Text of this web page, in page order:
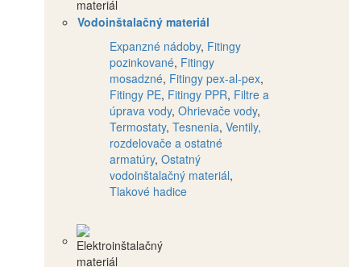
Vodoinštalačný materiál
Expanzné nádoby, Fitingy
pozinkované, Fitingy
mosadzné, Fitingy pex-al-pex,
Fitingy PE, Fitingy PPR, Filtre a
úprava vody, Ohrievače vody,
Termostaty, Tesnenia, Ventily,
rozdelovače a ostatné
armatúry, Ostatný
vodoinštalačný materiál,
Tlakové hadice